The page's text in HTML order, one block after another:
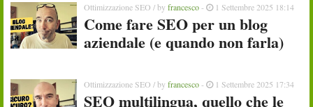
Ottimizzazione SEO / by francesco- 1 Settembre 2025 18:14
Come fare SEO per un blog
aziendale (e quando non farla)
Ottimizzazione SEO / by francesco- 1 Settembre 2025 17:34
SEO multilingua, quello che le